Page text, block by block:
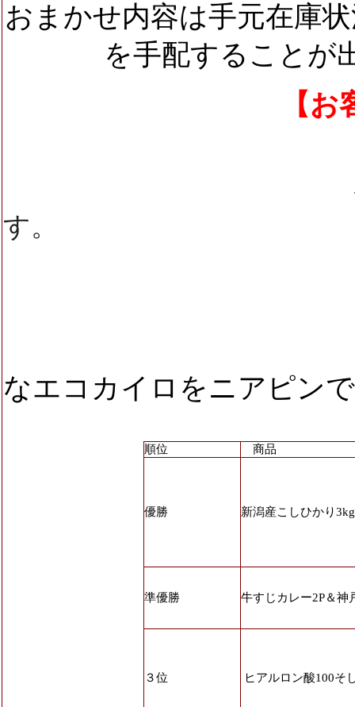
おまかせ内容は手元在庫
を手配することが
【お客様
参加者は30～
す。
なエコカイロをニアピン
順位 商品
優勝 新潟産こしひかり
準優勝 牛すじカレー2P＆神
３位 ヒアルロン酸100そ